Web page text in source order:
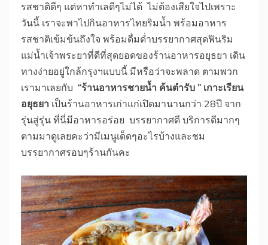
รสชาติดีๆ แต่หาทำเลดีๆไม่ได้ ไม่ต้องเสียใจไปเพราะ
วันนี้ เราจะพาไปกินอาหารไทยริมน้ำ พร้อมอาหาร
รสชาติเข้มข้นถึงใจ พร้อมดื่มด่ำบรรยากาศสุดฟินริม
แม่น้ำเจ้าพระยาที่ดีที่สุดยอดของร้านอาหารอยุธยา เดิน
ทางง่ายอยู่ใกล้กรุงฯแบบนี้ มีหรือว่าจะพลาด ตามพวก
เรามาเลยกับ “ร้านอาหารชายน้ำ ค้นตำรับ ” เกาะเรียน
อยุธยา เป็นร้านอาหารเก่าแก่เปิดมานานกว่า 28ปี จาก
รุ่นสู่รุ่น ที่นี่มีอาหารอร่อย บรรยากาศดี บริการดีมากๆ
ตามมาดูเลยคะว่ามีเมนูเด็ดๆอะไรบ้างและชม
บรรยากาศรอบๆร้านกันคะ